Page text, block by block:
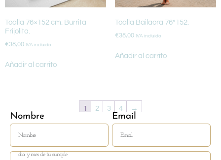
Toalla 76×152 cm. Burrita
Frijolita.
€38,00 IVA incluido
Añadir al carrito
Toalla Bailaora 76*152.
€38,00 IVA incluido
Añadir al carrito
1 2 3 4 →
Nombre Email